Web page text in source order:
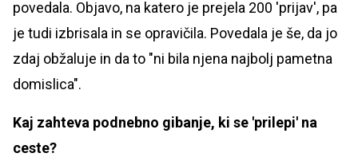
povedala. Objavo, na katero je prejela 200 'prijav', pa
je tudi izbrisala in se opravičila. Povedala je še, da jo
zdaj obžaluje in da to "ni bila njena najbolj pametna
domislica".
Kaj zahteva podnebno gibanje, ki se 'prilepi' na
ceste?